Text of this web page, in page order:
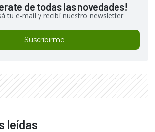
de todas las novedades!
tu e-mail y recibí nuestro newsletter
Suscribirme
leídas